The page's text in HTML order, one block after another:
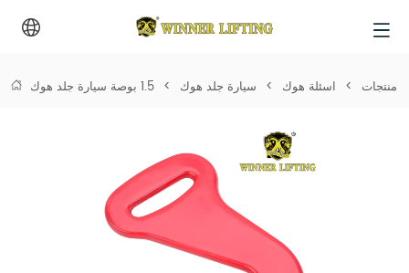
منتجات > اسئلة هوك > سيارة جلد هوك > 1.5 بوصة سيارة جلد هوك